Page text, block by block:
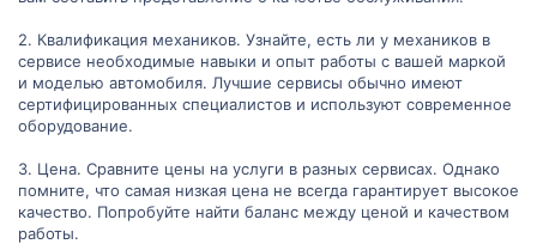
2. Квалификация механиков. Узнайте, есть ли у механиков в
сервисе необходимые навыки и опыт работы с вашей маркой
и моделью автомобиля. Лучшие сервисы обычно имеют
сертифицированных специалистов и используют современное
оборудование.
3. Цена. Сравните цены на услуги в разных сервисах. Однако
помните, что самая низкая цена не всегда гарантирует высокое
качество. Попробуйте найти баланс между ценой и качеством
работы.